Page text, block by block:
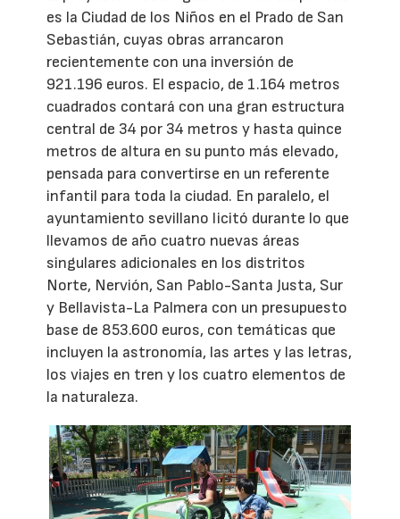
es la Ciudad de los Niños en el Prado de San
Sebastián, cuyas obras arrancaron
recientemente con una inversión de
921.196 euros. El espacio, de 1.164 metros
cuadrados contará con una gran estructura
central de 34 por 34 metros y hasta quince
metros de altura en su punto más elevado,
pensada para convertirse en un referente
infantil para toda la ciudad. En paralelo, el
ayuntamiento sevillano licitó durante lo que
llevamos de año cuatro nuevas áreas
singulares adicionales en los distritos
Norte, Nervión, San Pablo-Santa Justa, Sur
y Bellavista-La Palmera con un presupuesto
base de 853.600 euros, con temáticas que
incluyen la astronomía, las artes y las letras,
los viajes en tren y los cuatro elementos de
la naturaleza.